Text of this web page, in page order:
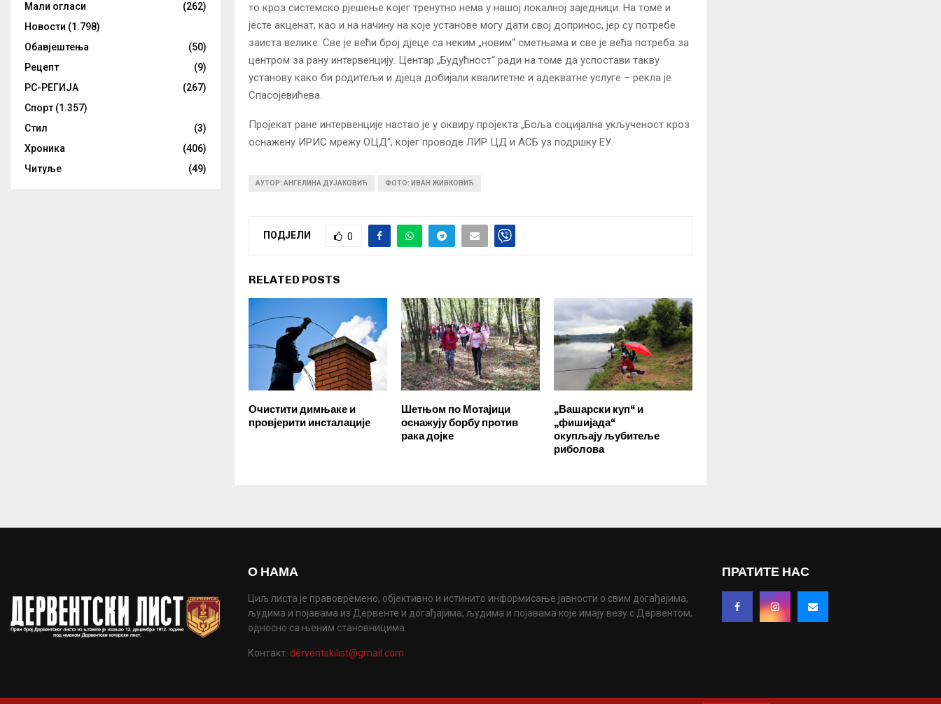
то кроз системско рјешење којег тренутно нема у нашој локалној заједници. На томе и
јесте акценат, као и на начину на које установе могу дати свој допринос, јер су потребе
заиста велике. Све је већи број дјеце са неким „новим“ сметњама и све је већа потреба за
центром за рану интервенцију. Центар „Будућност“ ради на томе да успостави такву
установу како би родитељи и дјеца добијали квалитетне и адекватне услуге – рекла је
Спасојевићева.
Пројекат ране интервенције настао је у оквиру пројекта „Боља социјална укљученост кроз
оснажену ИРИС мрежу ОЦД“, којег проводе ЛИР ЦД и АСБ уз подршку ЕУ.
АУТОР: АНГЕЛИНА ДУЈАКОВИЋ ФОТО: ИВАН ЖИВКОВИЋ
ПОДЈЕЛИ 0
RELATED POSTS
Очистити димњаке и
провјерити инсталације
Шетњом по Мотајици
оснажују борбу против
рака дојке
„Вашарски куп“ и
„фишијада“
окупљају љубитеље
риболова
Мали огласи
(262)
Новости (1.798)
Обавјештења
(50)
Рецепт
(9)
РС-РЕГИЈА
(267)
Спорт (1.357)
Стил
(3)
Хроника
(406)
Читуље
(49)
О НАМА
Циљ листа је правовремено, објективно и истинито информисање јавности о свим догађајима,
људима и појавама из Дервенте и догађајима, људима и појавама које имају везу с Дервентом,
односно са њеним становницима.
Контакт: derventskilist@gmail.com
ПРАТИТЕ НАС